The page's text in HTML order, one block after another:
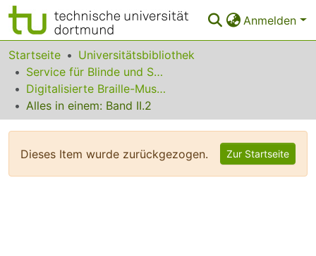
Anmelden
Bereiche & Sammlungen
Das gesamte Repositorium
Statistiken
Startseite
Universitätsbibliothek
Service für Blinde und Sehbehinderte
Digitalisierte Braille-Musik-Matrizen des VzfB
Alles in einem: Band II.2
Dieses Item wurde zurückgezogen. Zur Startseite